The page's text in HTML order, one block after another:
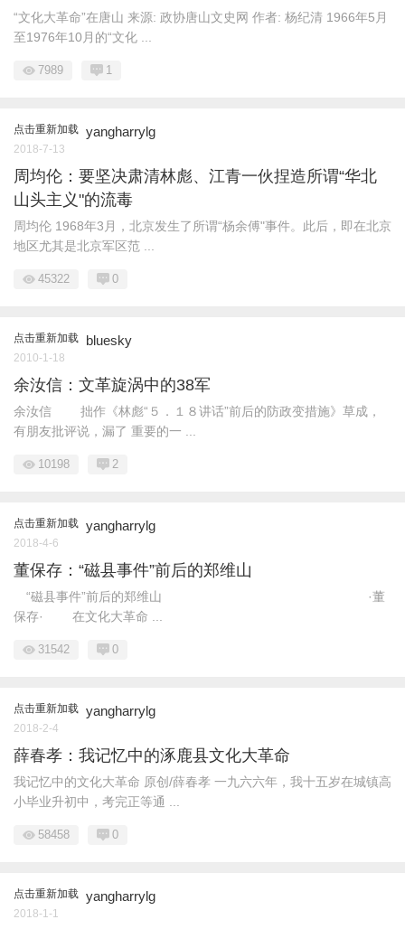
“文化大革命”在唐山 来源: 政协唐山文史网 作者: 杨纪清 1966年5月
至1976年10月的“文化 ...
7989 1
点击重新加载 yangharrylg
2018-7-13
周均伦：要坚决肃清林彪、江青一伙捏造所谓“华北
山头主义"的流毒
周均伦 1968年3月，北京发生了所谓“杨余傅"事件。此后，即在北京
地区尤其是北京军区范 ...
45322 0
点击重新加载 bluesky
2010-1-18
余汝信：文革旋涡中的38军
余汝信 拙作《林彪“５．１８讲话”前后的防政变措施》草成，
有朋友批评说，漏了 重要的一 ...
10198 2
点击重新加载 yangharrylg
2018-4-6
董保存：“磁县事件”前后的郑维山
“磁县事件”前后的郑维山 ·董
保存· 在文化大革命 ...
31542 0
点击重新加载 yangharrylg
2018-2-4
薛春孝：我记忆中的涿鹿县文化大革命
我记忆中的文化大革命 原创/薛春孝 一九六六年，我十五岁在城镇高
小毕业升初中，考完正等通 ...
58458 0
点击重新加载 yangharrylg
2018-1-1